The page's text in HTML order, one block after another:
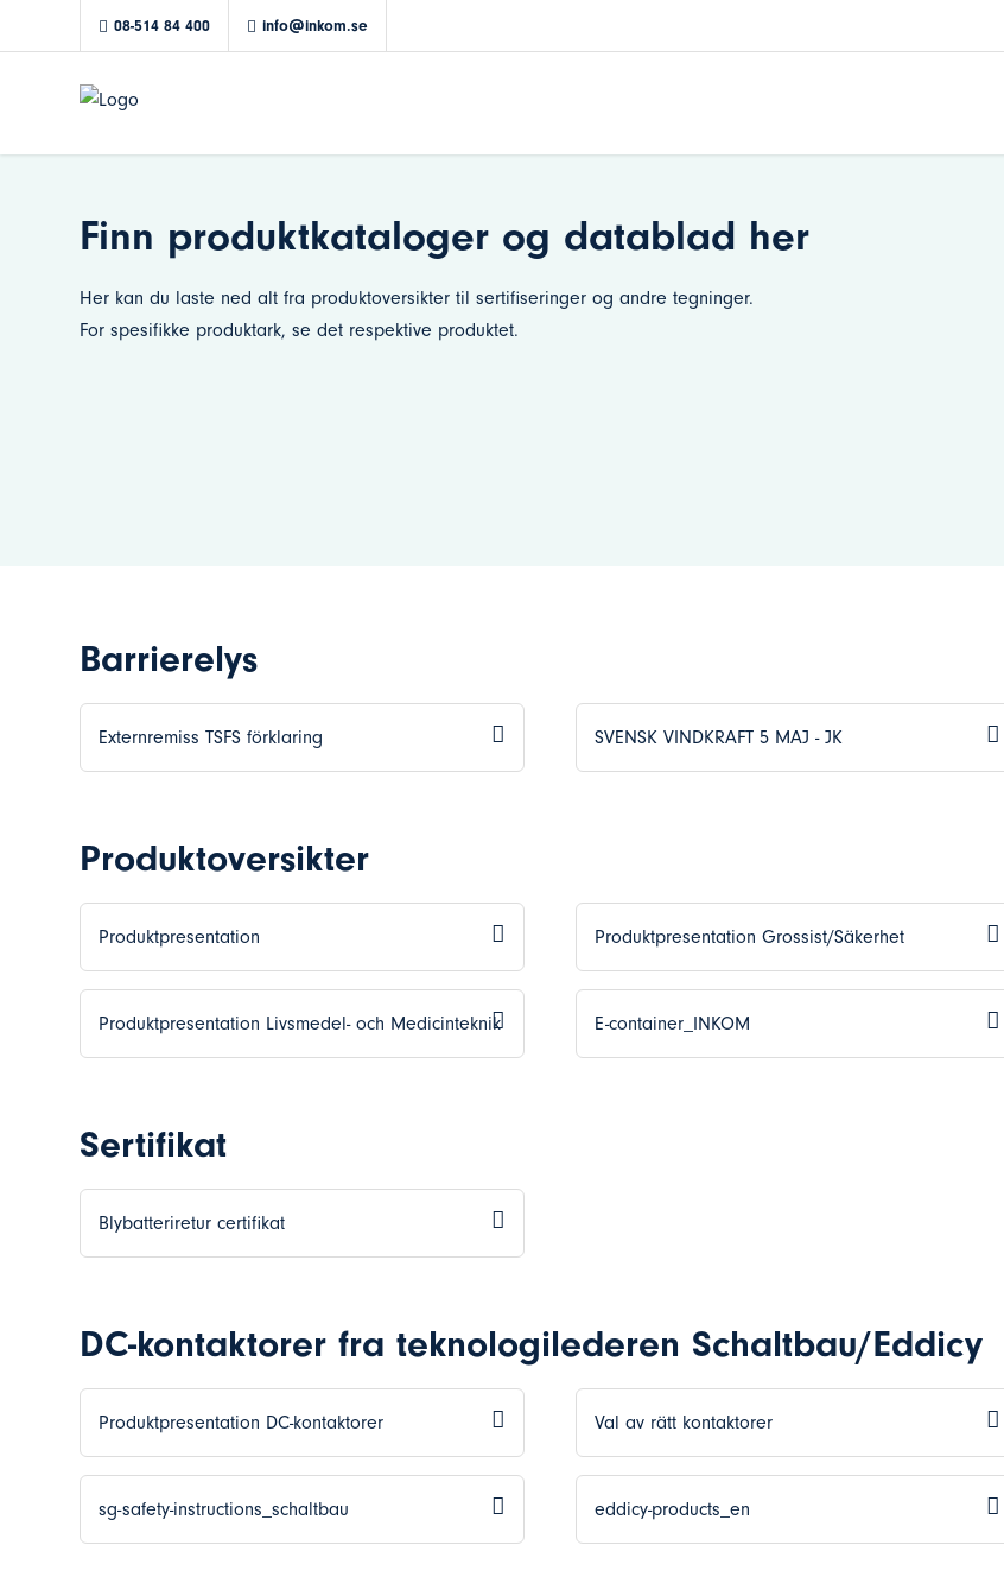
08-514 84 400 info@inkom.se
Finn produktkataloger og datablad her
Her kan du laste ned alt fra produktoversikter til sertifiseringer og andre tegninger.
For spesifikke produktark, se det respektive produktet.
Barrierelys
Externremiss TSFS förklaring SVENSK VINDKRAFT 5 MAJ - JK
Produktoversikter
Produktpresentation Produktpresentation Grossist/Säkerhet
Produktpresentation Livsmedel- och Medicinteknik E-container_INKOM
Sertifikat
Blybatteriretur certifikat
DC-kontaktorer fra teknologilederen Schaltbau/Eddicy
Produktpresentation DC-kontaktorer Val av rätt kontaktorer
sg-safety-instructions_schaltbau eddicy-products_en